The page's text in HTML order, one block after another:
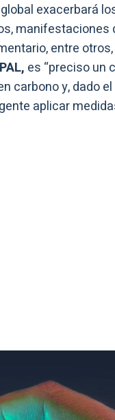
exacerbará
manifestaciones
entre
es “preciso un
carbono y, dado
aplicar